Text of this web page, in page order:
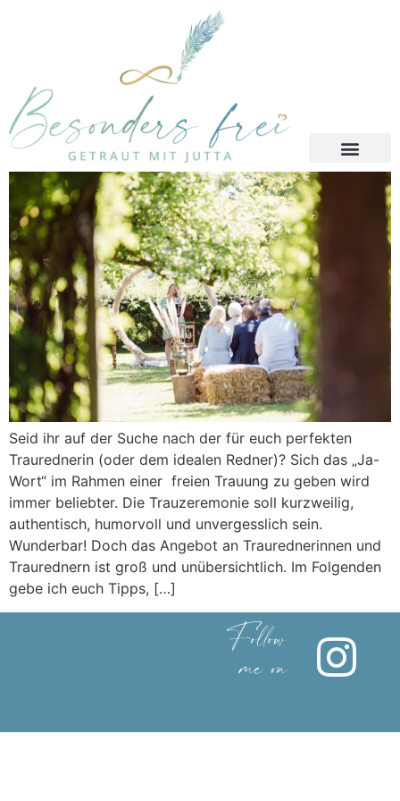
Seid ihr auf der Suche nach der für euch perfekten
Traurednerin (oder dem idealen Redner)? Sich das „Ja-
Wort“ im Rahmen einer freien Trauung zu geben wird
immer beliebter. Die Trauzeremonie soll kurzweilig,
authentisch, humorvoll und unvergesslich sein.
Wunderbar! Doch das Angebot an Traurednerinnen und
Traurednern ist groß und unübersichtlich. Im Folgenden
gebe ich euch Tipps, […]
Follow
me on